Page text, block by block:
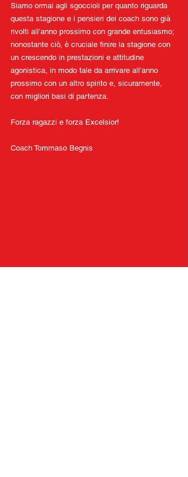
Siamo ormai agli sgoccioli per quanto riguarda
questa stagione e i pensieri dei coach sono già
rivolti all’anno prossimo con grande entusiasmo;
nonostante ciò, è cruciale finire la stagione con
un crescendo in prestazioni e attitudine
agonistica, in modo tale da arrivare all’anno
prossimo con un altro spirito e, sicuramente,
con migliori basi di partenza.
Forza ragazzi e forza Excelsior!
Coach Tommaso Begnis